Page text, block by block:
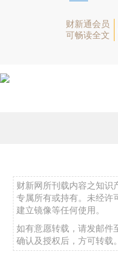
财新通会员
可畅读全文
财新网所刊载内容之知识
专属所有或持有。未经许
建立镜像等任何使用。
如有意愿转载，请发邮件
确认及授权后，方可转载。